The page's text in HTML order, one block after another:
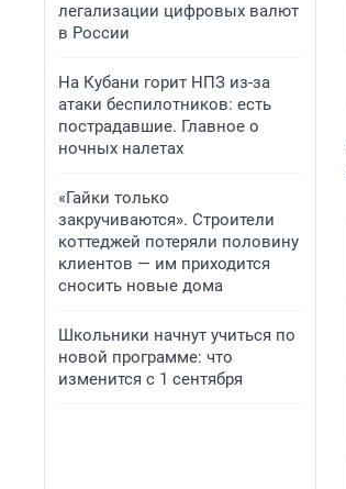
легализации цифровых валют
в России
На Кубани горит НПЗ из-за
атаки беспилотников: есть
пострадавшие. Главное о
ночных налетах
«Гайки только
закручиваются». Строители
коттеджей потеряли половину
клиентов — им приходится
сносить новые дома
Школьники начнут учиться по
новой программе: что
изменится с 1 сентября